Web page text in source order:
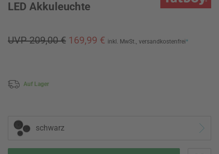
LED Akkuleuchte
UVP 209,00 € 169,99 € inkl. MwSt., versandkostenfrei*
Auf Lager
schwarz